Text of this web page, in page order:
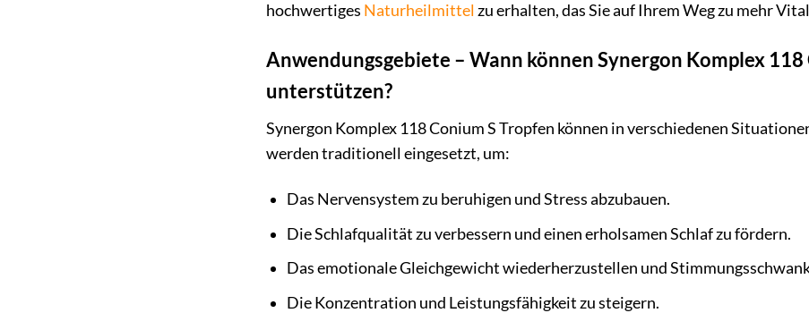
hochwertiges Naturheilmittelzu erhalten, das Sie auf Ihrem Weg zu mehr
Anwendungsgebiete – Wann können Synergon Komplex 118
unterstützen?
Synergon Komplex 118 Conium S Tropfen können in verschiedenen
werden traditionell eingesetzt, um:
Das Nervensystem zu beruhigen und Stress abzubauen.
Die Schlafqualität zu verbessern und einen erholsamen Schlaf zu fördern.
Das emotionale Gleichgewicht wiederherzustellen und
Die Konzentration und Leistungsfähigkeit zu steigern.